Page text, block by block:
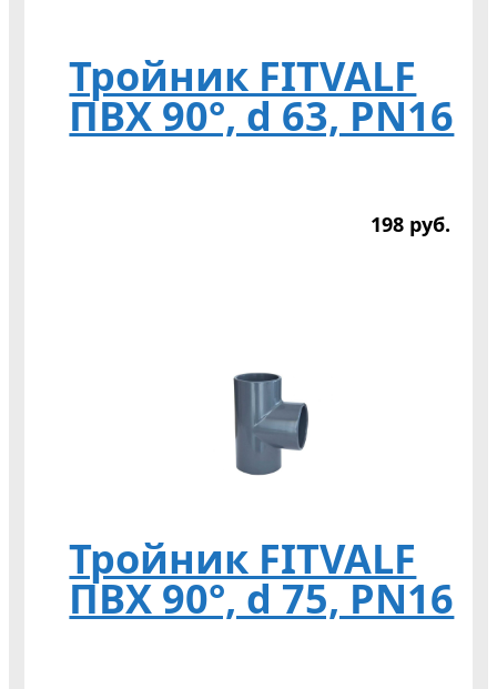
Тройник FITVALF
ПВХ 90°, d 63, PN16
198 руб.
Тройник FITVALF
ПВХ 90°, d 75, PN16